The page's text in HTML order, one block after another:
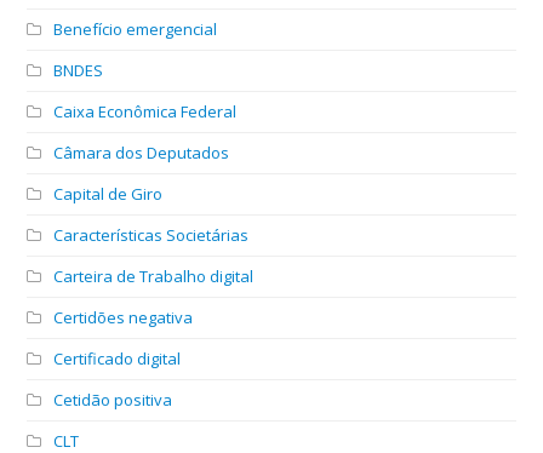
Benefício emergencial
BNDES
Caixa Econômica Federal
Câmara dos Deputados
Capital de Giro
Características Societárias
Carteira de Trabalho digital
Certidões negativa
Certificado digital
Cetidão positiva
CLT